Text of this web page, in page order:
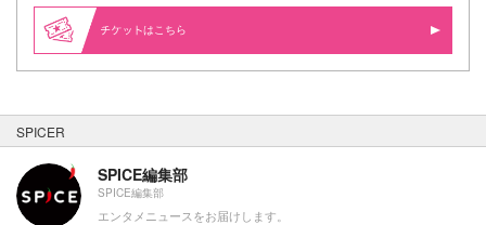
はこちら
SPICER
SPICE編集部
SPICE編集部
エンタメニュースをお届けします。